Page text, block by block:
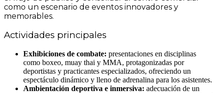
como un escenario de eventos innovadores y
memorables.
Actividades principales
Exhibiciones de combate: presentaciones en disciplinas
como boxeo, muay thai y MMA, protagonizadas por
deportistas y practicantes especializados, ofreciendo un
espectáculo dinámico y lleno de adrenalina para los asistentes.
Ambientación deportiva e inmersiva: adecuación de un